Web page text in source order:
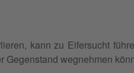
kann zu Eifersucht
Gegenstand wegnehmen